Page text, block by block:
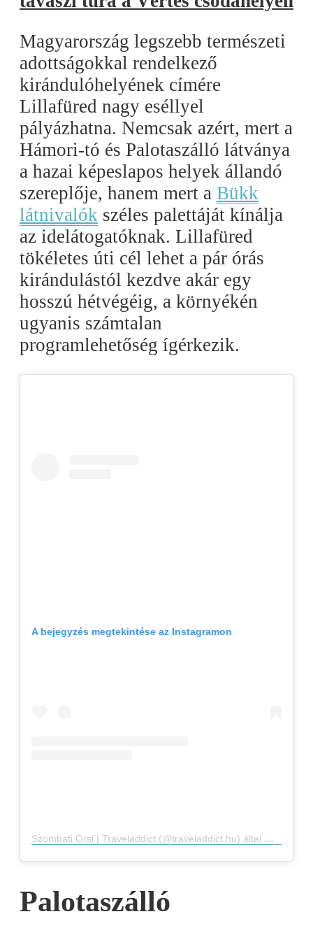
Magyarország legszebb természeti
adottságokkal rendelkező
kirándulóhelyének címére
Lillafüred nagy eséllyel
pályázhatna. Nemcsak azért, mert a
Hámori-tó és Palotaszálló látványa
a hazai képeslapos helyek állandó
szereplője, hanem mert a Bükk
látnivalók széles palettáját kínálja
az idelátogatóknak. Lillafüred
tökéletes úti cél lehet a pár órás
kirándulástól kezdve akár egy
hosszú hétvégéig, a környékén
ugyanis számtalan
programlehetőség ígérkezik.
A bejegyzés megtekintése az Instagramon
Szombati Orsi | Traveladdict (@traveladdict.hu) által megosztott bejegyzés
Palotaszálló